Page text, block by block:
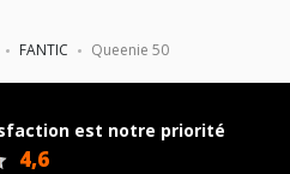
FANTIC Queenie 50
est notre priorité
4,6